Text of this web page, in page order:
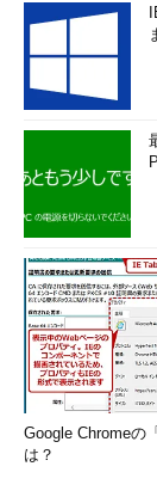
Google Chromeの
は？